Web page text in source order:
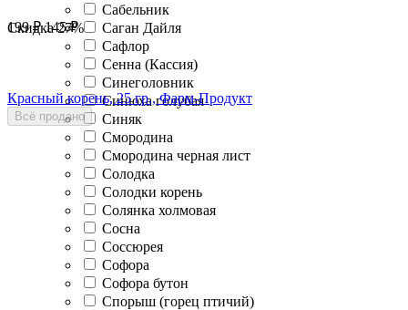
Сабельник
Саган Дайля
Сафлор
Сенна (Кассия)
Синеголовник
Синюха голубая
Синяк
Смородина
Смородина черная лист
Солодка
Солодки корень
Солянка холмовая
Сосна
Соссюрея
Софора
Софора бутон
Спорыш (горец птичий)
Скидка27%
199 ₽ 145 ₽
Красный корень, 25 гр., Фарм-Продукт
Всё продано